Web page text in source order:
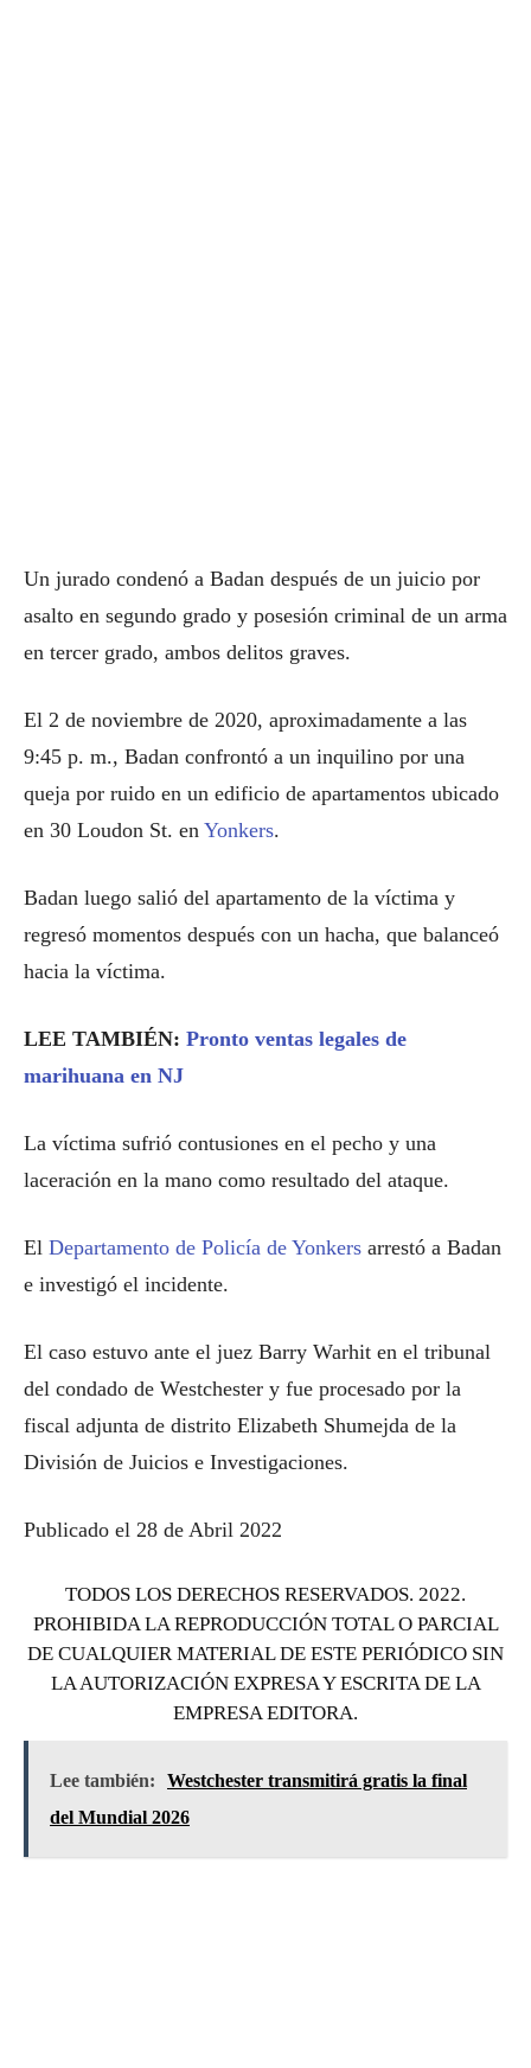
Un jurado condenó a Badan después de un juicio por
asalto en segundo grado y posesión criminal de un arma
en tercer grado, ambos delitos graves.
El 2 de noviembre de 2020, aproximadamente a las
9:45 p. m., Badan confrontó a un inquilino por una
queja por ruido en un edificio de apartamentos ubicado
en 30 Loudon St. en Yonkers.
Badan luego salió del apartamento de la víctima y
regresó momentos después con un hacha, que balanceó
hacia la víctima.
LEE TAMBIÉN: Pronto ventas legales de
marihuana en NJ
La víctima sufrió contusiones en el pecho y una
laceración en la mano como resultado del ataque.
El Departamento de Policía de Yonkers arrestó a Badan
e investigó el incidente.
El caso estuvo ante el juez Barry Warhit en el tribunal
del condado de Westchester y fue procesado por la
fiscal adjunta de distrito Elizabeth Shumejda de la
División de Juicios e Investigaciones.
Publicado el 28 de Abril 2022
TODOS LOS DERECHOS RESERVADOS. 2022.
PROHIBIDA LA REPRODUCCIÓN TOTAL O PARCIAL
DE CUALQUIER MATERIAL DE ESTE PERIÓDICO SIN
LA AUTORIZACIÓN EXPRESA Y ESCRITA DE LA
EMPRESA EDITORA.
Lee también:
Westchester transmitirá gratis la final
del Mundial 2026